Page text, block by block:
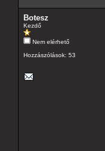
Botesz
Kezdő
Nem elérhető
Hozzászólások: 53